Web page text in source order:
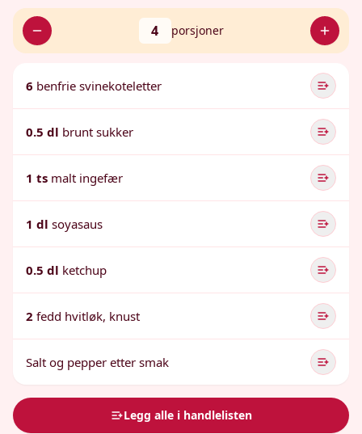
4 porsjoner
6 benfrie svinekoteletter
0.5 dl brunt sukker
1 ts malt ingefær
1 dl soyasaus
0.5 dl ketchup
2 fedd hvitløk, knust
Salt og pepper etter smak
Legg alle i handlelisten